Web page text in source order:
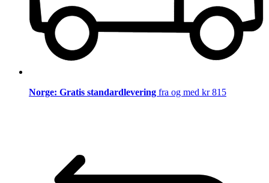
Norge: Gratis standardlevering fra og med kr 815